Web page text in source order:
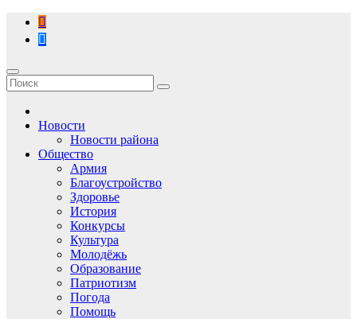
Перейти
содержимому
Новости
Новости района
Общество
Армия
Благоустройство
Здоровье
История
Конкурсы
Культура
Молодёжь
Образование
Патриотизм
Погода
Помощь